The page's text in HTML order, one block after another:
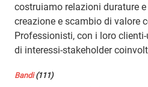
costruiamo relazioni durature
creazione e scambio di valore
Professionisti, con i loro
di interessi-stakeholder
Bandi(111)